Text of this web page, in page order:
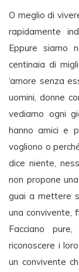
O meglio di
rapidamente
Eppure siamo
centinaia di
‘amore senza
uomini, donne
vediamo ogni
hanno amici e
vogliono o
dice niente,
non propone
guai a mettere
una convivente,
Facciano
riconoscere i
un convivente